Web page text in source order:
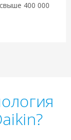
400 000